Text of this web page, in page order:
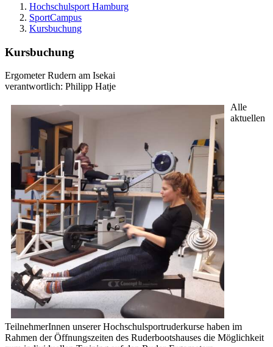
Hochschulsport Hamburg
SportCampus
Kursbuchung
Kursbuchung
Ergometer Rudern am Isekai
verantwortlich: Philipp Hatje
Alle
aktuellen
TeilnehmerInnen unserer Hochschulsportruderkurse haben im
Rahmen der Öffnungszeiten des Ruderbootshauses die Möglichkeit